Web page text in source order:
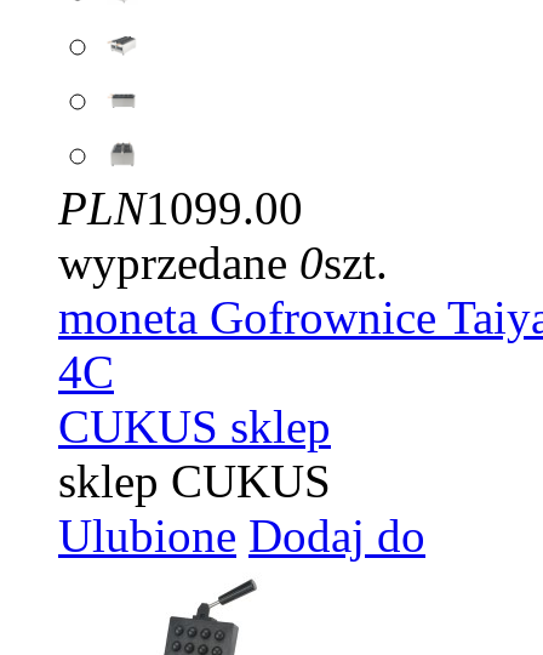
PLN1099.00
wyprzedane 0szt.
moneta Gofrownice
4C
CUKUS sklep
sklep CUKUS
Ulubione Dodaj do